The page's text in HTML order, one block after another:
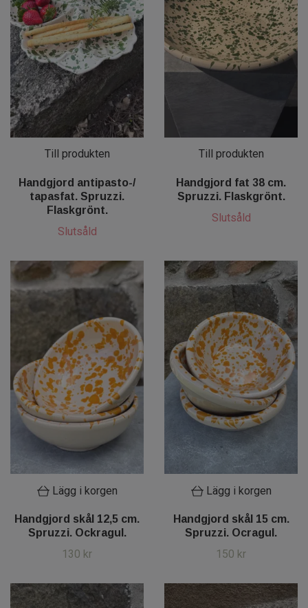
Till produkten
Handgjord antipasto-/
tapasfat. Spruzzi.
Flaskgrönt.
Slutsåld
Till produkten
Handgjord fat 38 cm.
Spruzzi. Flaskgrönt.
Slutsåld
Lägg i korgen
Handgjord skål 12,5 cm.
Spruzzi. Ockragul.
130 kr
Lägg i korgen
Handgjord skål 15 cm.
Spruzzi. Ocragul.
150 kr